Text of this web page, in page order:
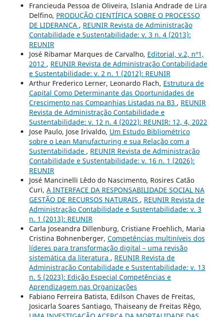
Francieuda Pessoa de Oliveira, Islania Andrade de Lira
Delfino, PRODUÇÃO CIENTÍFICA SOBRE O PROCESSO
DE LIDERANÇA , REUNIR Revista de Administração
Contabilidade e Sustentabilidade: v. 3 n. 4 (2013):
REUNIR
José Ribamar Marques de Carvalho, Editorial, v.2, nº1,
2012 , REUNIR Revista de Administração Contabilidade
e Sustentabilidade: v. 2 n. 1 (2012): REUNIR
Arthur Frederico Lerner, Leonardo Flach, Estrutura de
Capital Como Determinante das Oportunidades de
Crescimento nas Companhias Listadas na B3 , REUNIR
Revista de Administração Contabilidade e
Sustentabilidade: v. 12 n. 4 (2022): REUNIR: 12, 4, 2022
Jose Paulo, Jose Irivaldo, Um Estudo Bibliométrico
sobre o Lean Manufacturing e sua Relação com a
Sustentabilidade , REUNIR Revista de Administração
Contabilidade e Sustentabilidade: v. 16 n. 1 (2026):
REUNIR
José Mancinelli Lêdo do Nascimento, Rosires Catão
Curi, A INTERFACE DA RESPONSABILIDADE SOCIAL NA
GESTÃO DE RECURSOS NATURAIS , REUNIR Revista de
Administração Contabilidade e Sustentabilidade: v. 3
n. 1 (2013): REUNIR
Carla Joseandra Dillenburg, Cristiane Froehlich, Maria
Cristina Bohnenberger, Competências multiníveis dos
líderes para transformação digital – uma revisão
sistemática da literatura , REUNIR Revista de
Administração Contabilidade e Sustentabilidade: v. 13
n. 5 (2023): Edição Especial Competências e
Aprendizagem nas Organizações
Fabiano Ferreira Batista, Edilson Chaves de Freitas,
Josicarla Soares Santiago, Thaiseany de Freitas Rêgo,